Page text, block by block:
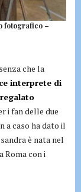
fotografico –
che la
interprete di
i fan delle due
a caso ha dato il
è nata nel
Roma con i